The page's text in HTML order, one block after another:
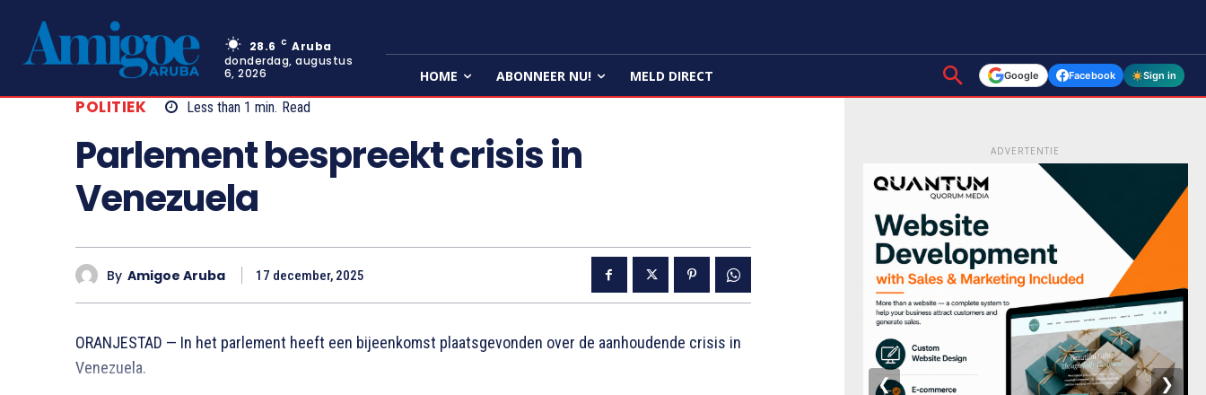
28.6 C Aruba
donderdag, augustus
6, 2026
HOME ABONNEER NU! MELD DIRECT Google Facebook Sign in
POLITIEK Less than 1 min. Read
Parlement bespreekt crisis in
Venezuela
By Amigoe Aruba 17 december, 2025
ORANJESTAD — In het parlement heeft een bijeenkomst plaatsgevonden over de aanhoudende crisis in
Venezuela.
ADVERTENTIE
❮ ❯